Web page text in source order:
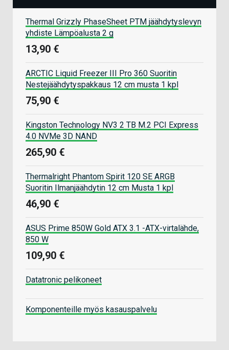
Thermal Grizzly PhaseSheet PTM jäähdytyslevyn
yhdiste Lämpöalusta 2 g
13,90 €
ARCTIC Liquid Freezer III Pro 360 Suoritin
Nestejäähdytyspakkaus 12 cm musta 1 kpl
75,90 €
Kingston Technology NV3 2 TB M.2 PCI Express
4.0 NVMe 3D NAND
265,90 €
Thermalright Phantom Spirit 120 SE ARGB
Suoritin Ilmanjäähdytin 12 cm Musta 1 kpl
46,90 €
ASUS Prime 850W Gold ATX 3.1 -ATX-virtalähde,
850 W
109,90 €
Datatronic pelikoneet
Komponenteille myös kasauspalvelu